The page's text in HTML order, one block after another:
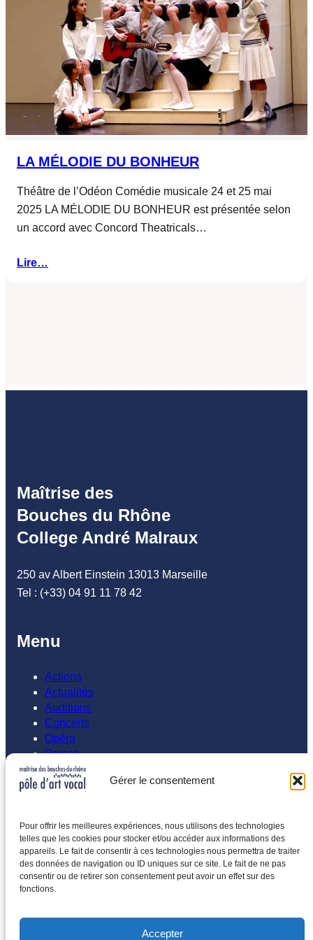
Gérer le consentement
Pour offrir les meilleures expériences, nous utilisons des technologies
telles que les cookies pour stocker et/ou accéder aux informations des
appareils. Le fait de consentir à ces technologies nous permettra de traiter
des données de navigation ou ID uniques sur ce site. Le fait de ne pas
consentir ou de retirer son consentement peut avoir un effet sur des
fonctions.
Accepter
LA MÉLODIE DU BONHEUR
Théâtre de l’Odéon Comédie musicale 24 et 25 mai
2025 LA MÉLODIE DU BONHEUR est présentée selon
un accord avec Concord Theatricals…
Lire…
Maîtrise des
Bouches du Rhône
College André Malraux
250 av Albert Einstein 13013 Marseille
Tel : (+33) 04 91 11 78 42
Menu
Actions
Actualités
Auditions
Concerts
Opéra
Presse
Abonnement
Inscrivez vous à notre newsletters
Saisissez votre adresse e-mail…
Abonnez-vous